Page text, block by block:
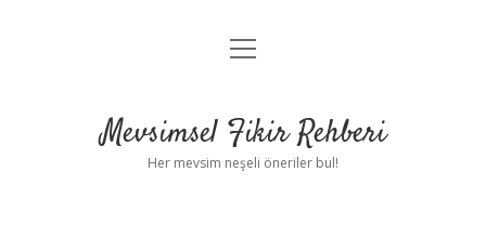
Anasayfa
Yasal Uyarı
menüyü
Mevsimsel Fikir Rehberi
Her mevsim neşeli öneriler bul!